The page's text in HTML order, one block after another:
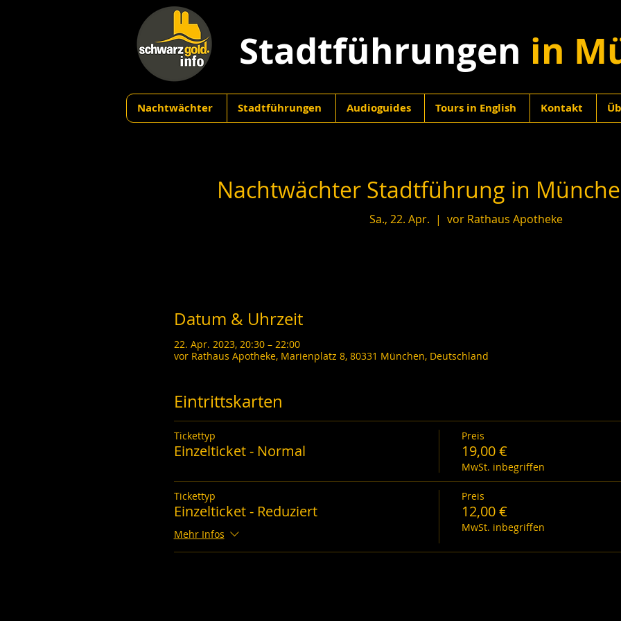
Stadtführungen in
Nachtwächter Stadtführungen Audioguides Tours in English Kontakt
Nachtwächter Stadtführung in
Sa., 22. Apr.
  |
vor Rathaus Apotheke
Datum & Uhrzeit
22. Apr. 2023, 20:30 – 22:00
vor Rathaus Apotheke, Marienplatz 8, 80331 München, Deutschland
Eintrittskarten
Tickettyp
Einzelticket - Normal
Preis
19,00 €
MwSt. inbegriffen
Tickettyp
Einzelticket - Reduziert
Mehr Infos
Preis
12,00 €
MwSt. inbegriffen